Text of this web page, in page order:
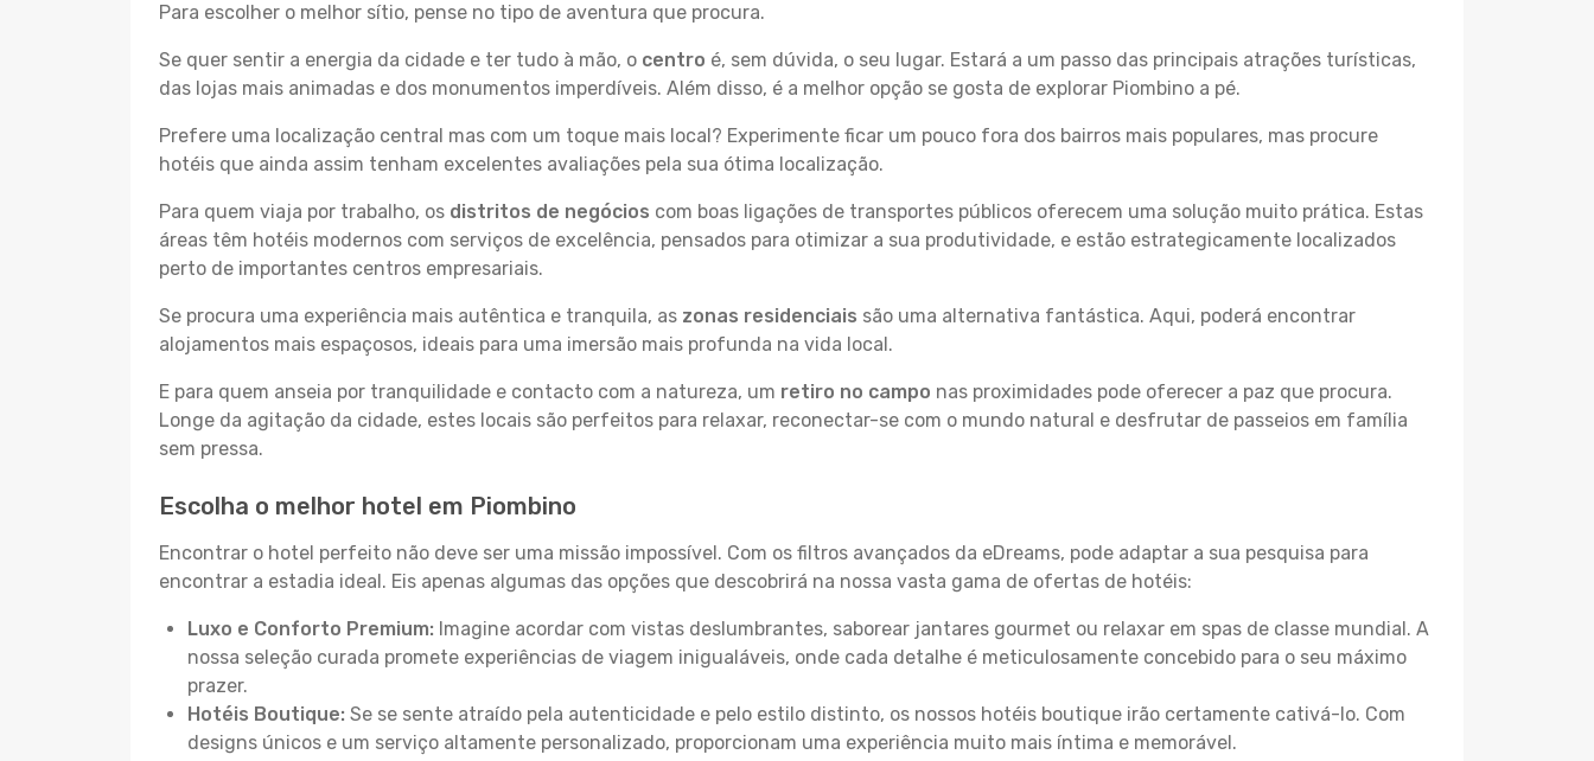
Para escolher o melhor sítio, pense no tipo de aventura que procura.
Se quer sentir a energia da cidade e ter tudo à mão, o centro é, sem dúvida, o seu lugar. Estará a um passo das principais atrações turísticas,
das lojas mais animadas e dos monumentos imperdíveis. Além disso, é a melhor opção se gosta de explorar Piombino a pé.
Prefere uma localização central mas com um toque mais local? Experimente ficar um pouco fora dos bairros mais populares, mas procure
hotéis que ainda assim tenham excelentes avaliações pela sua ótima localização.
Para quem viaja por trabalho, os distritos de negócios com boas ligações de transportes públicos oferecem uma solução muito prática. Estas
áreas têm hotéis modernos com serviços de excelência, pensados para otimizar a sua produtividade, e estão estrategicamente localizados
perto de importantes centros empresariais.
Se procura uma experiência mais autêntica e tranquila, as zonas residenciais são uma alternativa fantástica. Aqui, poderá encontrar
alojamentos mais espaçosos, ideais para uma imersão mais profunda na vida local.
E para quem anseia por tranquilidade e contacto com a natureza, um retiro no campo nas proximidades pode oferecer a paz que procura.
Longe da agitação da cidade, estes locais são perfeitos para relaxar, reconectar-se com o mundo natural e desfrutar de passeios em família
sem pressa.
Escolha o melhor hotel em Piombino
Encontrar o hotel perfeito não deve ser uma missão impossível. Com os filtros avançados da eDreams, pode adaptar a sua pesquisa para
encontrar a estadia ideal. Eis apenas algumas das opções que descobrirá na nossa vasta gama de ofertas de hotéis:
Luxo e Conforto Premium: Imagine acordar com vistas deslumbrantes, saborear jantares gourmet ou relaxar em spas de classe mundial. A
nossa seleção curada promete experiências de viagem inigualáveis, onde cada detalhe é meticulosamente concebido para o seu máximo
prazer.
Hotéis Boutique: Se se sente atraído pela autenticidade e pelo estilo distinto, os nossos hotéis boutique irão certamente cativá-lo. Com
designs únicos e um serviço altamente personalizado, proporcionam uma experiência muito mais íntima e memorável.